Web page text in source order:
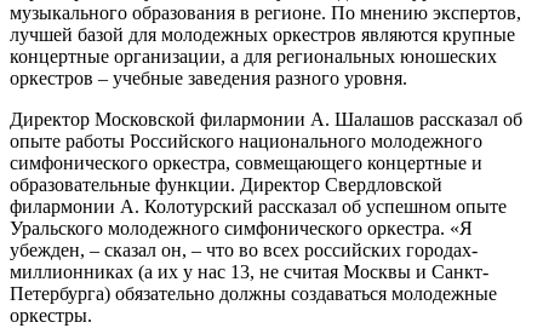
музыкального образования в регионе. По мнению экспертов,
лучшей базой для молодежных оркестров являются крупные
концертные организации, а для региональных юношеских
оркестров – учебные заведения разного уровня.
Директор Московской филармонии А. Шалашов рассказал об
опыте работы Российского национального молодежного
симфонического оркестра, совмещающего концертные и
образовательные функции. Директор Свердловской
филармонии А. Колотурский рассказал об успешном опыте
Уральского молодежного симфонического оркестра. «Я
убежден, – сказал он, – что во всех российских городах-
миллионниках (а их у нас 13, не считая Москвы и Санкт-
Петербурга) обязательно должны создаваться молодежные
оркестры.